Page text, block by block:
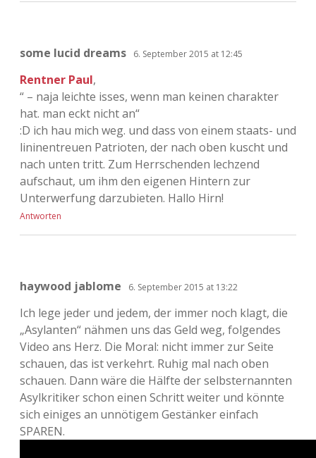
some lucid dreams 6. September 2015 at 12:45
Rentner Paul,
“ – naja leichte isses, wenn man keinen charakter
hat. man eckt nicht an“
:D ich hau mich weg. und dass von einem staats- und
lininentreuen Patrioten, der nach oben kuscht und
nach unten tritt. Zum Herrschenden lechzend
aufschaut, um ihm den eigenen Hintern zur
Unterwerfung darzubieten. Hallo Hirn!
Antworten
haywood jablome 6. September 2015 at 13:22
Ich lege jeder und jedem, der immer noch klagt, die
„Asylanten“ nähmen uns das Geld weg, folgendes
Video ans Herz. Die Moral: nicht immer zur Seite
schauen, das ist verkehrt. Ruhig mal nach oben
schauen. Dann wäre die Hälfte der selbsternannten
Asylkritiker schon einen Schritt weiter und könnte
sich einiges an unnötigem Gestänker einfach
SPAREN.